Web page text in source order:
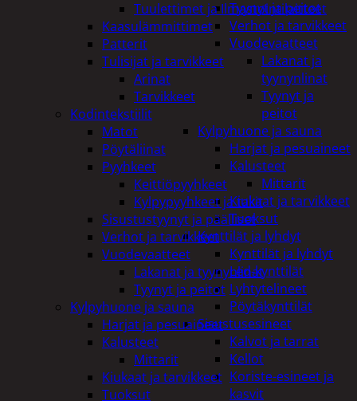
Tyynyt ja peitot
Verhot ja tarvikkeet
Vuodevaatteet
Lakanat ja
tyynynlinat
Tyynyt ja
peitot
Kylpyhuone ja sauna
Harjat ja pesuaineet
Kalusteet
Mittarit
Kiukaat ja tarvikkeet
Tuoksut
Kynttilät ja lyhdyt
Kynttilät ja lyhdyt
Led-kynttilät
Lyhtytelineet
Pöytäkynttilät
Sisustusesineet
Kalvot ja tarrat
Kellot
Koriste-esineet ja
kasvit
Tuulettimet ja Ilmastointilaitteet
Kaasulämmittimet
Patterit
Tulisijat ja tarvikkeet
Arinat
Tarvikkeet
Kodintekstiilit
Matot
Pöytäliinat
Pyyhkeet
Keittiöpyyhkeet
Kylpypyyhkeet ja takit
Sisustustyynyt ja päälliset
Verhot ja tarvikkeet
Vuodevaatteet
Lakanat ja tyynynlinat
Tyynyt ja peitot
Kylpyhuone ja sauna
Harjat ja pesuaineet
Kalusteet
Mittarit
Kiukaat ja tarvikkeet
Tuoksut